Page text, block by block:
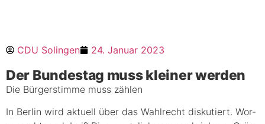
CDU Solingen 24. Januar 2023
Der Bun­des­tag muss klei­ner werden
Die Bür­ger­stim­me muss zählen
In Ber­lin wird aktu­ell über das Wahl­recht dis­ku­tiert. Wor­